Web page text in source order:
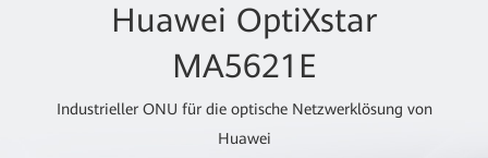
Huawei OptiXstar
MA5621E
Industrieller ONU für die optische Netzwerklösung von
Huawei